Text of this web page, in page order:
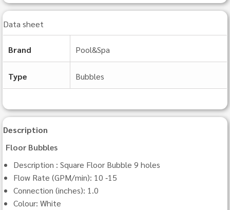
Data sheet
Brand Pool&Spa
Type Bubbles
Description
Floor Bubbles
Description : Square Floor Bubble 9 holes
Flow Rate (GPM/min): 10 ‐15
Connection (inches): 1.0
Colour: White